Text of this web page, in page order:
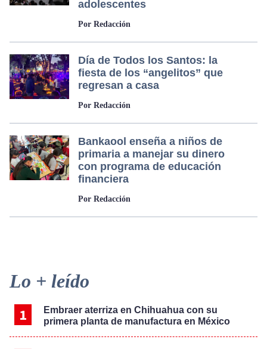
adolescentes
Por Redacción
Día de Todos los Santos: la
fiesta de los “angelitos” que
regresan a casa
Por Redacción
Bankaool enseña a niños de
primaria a manejar su dinero
con programa de educación
financiera
Por Redacción
Primary
Sidebar
Lo + leído
Embraer aterriza en Chihuahua con su
primera planta de manufactura en México